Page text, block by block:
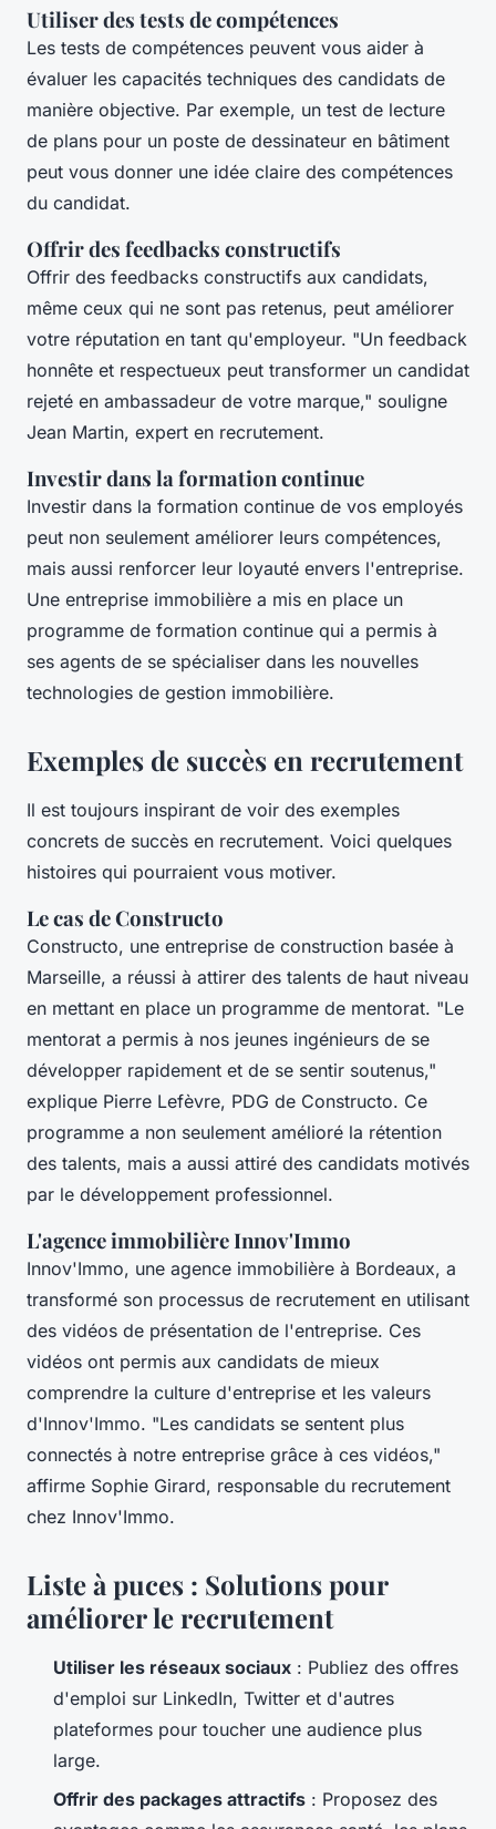
Utiliser des tests de compétences
Les tests de compétences peuvent vous aider à
évaluer les capacités techniques des candidats de
manière objective. Par exemple, un test de lecture
de plans pour un poste de dessinateur en bâtiment
peut vous donner une idée claire des compétences
du candidat.
Offrir des feedbacks constructifs
Offrir des feedbacks constructifs aux candidats,
même ceux qui ne sont pas retenus, peut améliorer
votre réputation en tant qu'employeur. "Un feedback
honnête et respectueux peut transformer un candidat
rejeté en ambassadeur de votre marque," souligne
Jean Martin, expert en recrutement.
Investir dans la formation continue
Investir dans la formation continue de vos employés
peut non seulement améliorer leurs compétences,
mais aussi renforcer leur loyauté envers l'entreprise.
Une entreprise immobilière a mis en place un
programme de formation continue qui a permis à
ses agents de se spécialiser dans les nouvelles
technologies de gestion immobilière.
Exemples de succès en recrutement
Il est toujours inspirant de voir des exemples
concrets de succès en recrutement. Voici quelques
histoires qui pourraient vous motiver.
Le cas de Constructo
Constructo, une entreprise de construction basée à
Marseille, a réussi à attirer des talents de haut niveau
en mettant en place un programme de mentorat. "Le
mentorat a permis à nos jeunes ingénieurs de se
développer rapidement et de se sentir soutenus,"
explique Pierre Lefèvre, PDG de Constructo. Ce
programme a non seulement amélioré la rétention
des talents, mais a aussi attiré des candidats motivés
par le développement professionnel.
L'agence immobilière Innov'Immo
Innov'Immo, une agence immobilière à Bordeaux, a
transformé son processus de recrutement en utilisant
des vidéos de présentation de l'entreprise. Ces
vidéos ont permis aux candidats de mieux
comprendre la culture d'entreprise et les valeurs
d'Innov'Immo. "Les candidats se sentent plus
connectés à notre entreprise grâce à ces vidéos,"
affirme Sophie Girard, responsable du recrutement
chez Innov'Immo.
Liste à puces : Solutions pour
améliorer le recrutement
Utiliser les réseaux sociaux : Publiez des offres
d'emploi sur LinkedIn, Twitter et d'autres
plateformes pour toucher une audience plus
large.
Offrir des packages attractifs : Proposez des